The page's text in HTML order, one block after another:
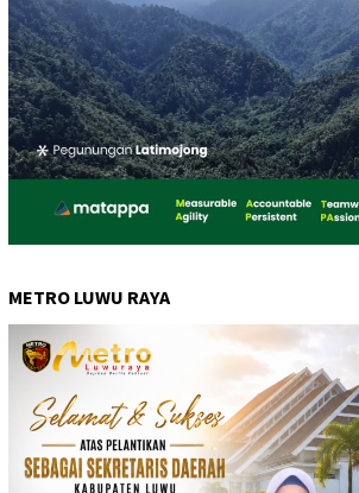
METRO LUWU RAYA